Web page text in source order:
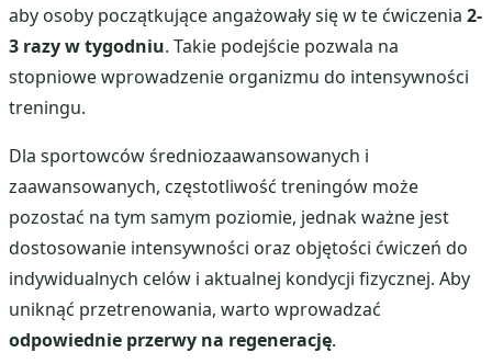
aby osoby początkujące angażowały się w te ćwiczenia 2-
3 razy w tygodniu. Takie podejście pozwala na
stopniowe wprowadzenie organizmu do intensywności
treningu.
Dla sportowców średniozaawansowanych i
zaawansowanych, częstotliwość treningów może
pozostać na tym samym poziomie, jednak ważne jest
dostosowanie intensywności oraz objętości ćwiczeń do
indywidualnych celów i aktualnej kondycji fizycznej. Aby
uniknąć przetrenowania, warto wprowadzać
odpowiednie przerwy na regenerację.